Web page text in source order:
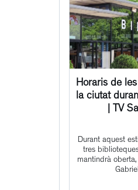
Horaris de
la ciutat
| TV
Durant aquest
tres
mantindrà